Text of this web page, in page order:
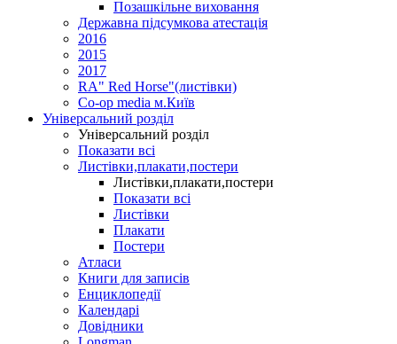
Позашкільне виховання
Державна підсумкова атестація
2016
2015
2017
RA" Red Horse"(листівки)
Co-op media м.Київ
Універсальний розділ
Універсальний розділ
Показати всі
Листівки,плакати,постери
Листівки,плакати,постери
Показати всі
Листівки
Плакати
Постери
Атласи
Книги для записів
Енциклопедії
Календарі
Довідники